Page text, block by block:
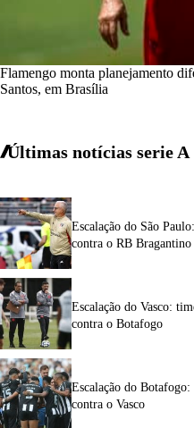
Flamengo monta planejamento
Santos, em Brasília
Últimas notícias serie A
Escalação do São
contra o RB Bragantino
Escalação do Vasco:
contra o Botafogo
Escalação do
contra o Vasco